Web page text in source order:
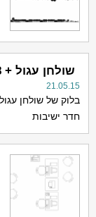
שולחן עגול + 8 כסאות משרדיים
21.05.15
חדר ישיבות